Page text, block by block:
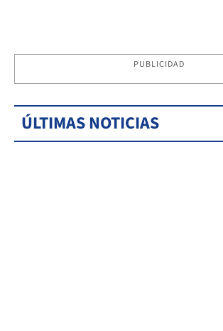
PUBLICIDAD
ÚLTIMAS NOTICIAS